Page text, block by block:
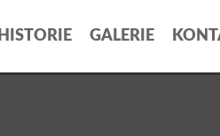
HISTORIE GALERIE